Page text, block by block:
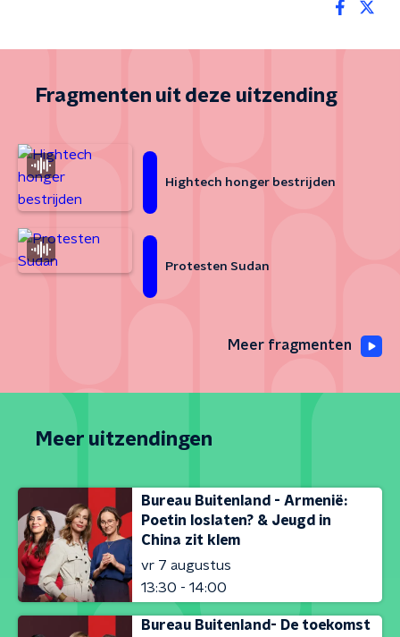
Fragmenten uit deze uitzending
Hightech honger bestrijden
Protesten Sudan
Meer fragmenten
Meer uitzendingen
Bureau Buitenland - Armenië:
Poetin loslaten? & Jeugd in
China zit klem
vr 7 augustus
13:30 - 14:00
Bureau Buitenland- De toekomst